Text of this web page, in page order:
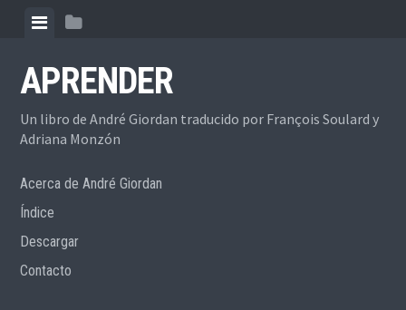
content
ViewView
APRENDER
Un libro de André Giordan traducido por François Soulard y
Adriana Monzón
Acerca de André Giordan
Índice
Descargar
Contacto